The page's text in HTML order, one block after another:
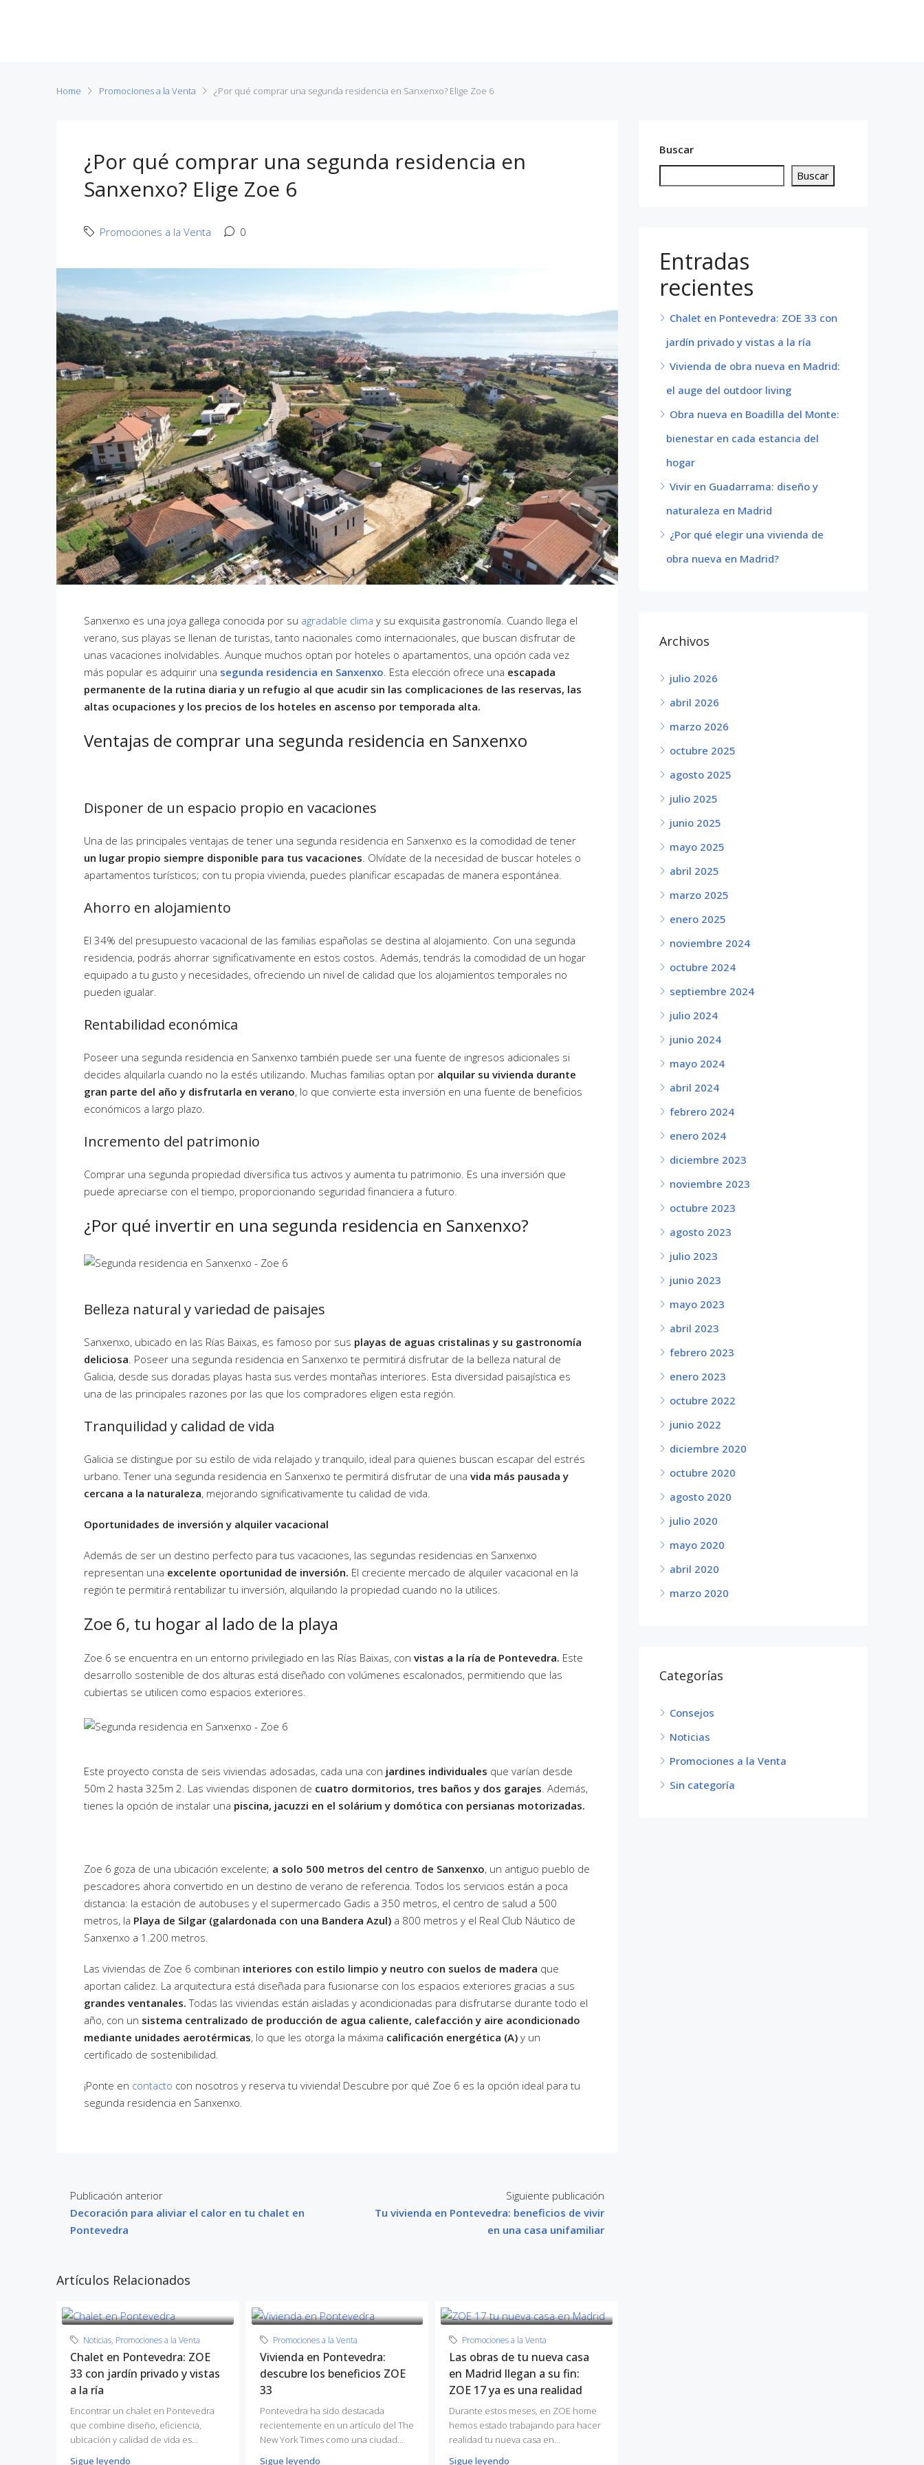
Home Promociones a la Venta ¿Por qué comprar una segunda residencia en Sanxenxo? Elige Zoe 6
¿Por qué comprar una segunda residencia en
Sanxenxo? Elige Zoe 6
Promociones a la Venta 0
Sanxenxo es una joya gallega conocida por su agradable clima y su exquisita gastronomía. Cuando llega el
verano, sus playas se llenan de turistas, tanto nacionales como internacionales, que buscan disfrutar de
unas vacaciones inolvidables. Aunque muchos optan por hoteles o apartamentos, una opción cada vez
más popular es adquirir una segunda residencia en Sanxenxo . Esta elección ofrece una escapada
permanente de la rutina diaria y un refugio al que acudir sin las complicaciones de las reservas, las
altas ocupaciones y los precios de los hoteles en ascenso por temporada alta.
Ventajas de comprar una segunda residencia en Sanxenxo
Disponer de un espacio propio en vacaciones
Una de las principales ventajas de tener una segunda residencia en Sanxenxo es la comodidad de tener
un lugar propio siempre disponible para tus vacaciones. Olvídate de la necesidad de buscar hoteles o
apartamentos turísticos; con tu propia vivienda, puedes planificar escapadas de manera espontánea.
Ahorro en alojamiento
El 34% del presupuesto vacacional de las familias españolas se destina al alojamiento. Con una segunda
residencia, podrás ahorrar significativamente en estos costos. Además, tendrás la comodidad de un hogar
equipado a tu gusto y necesidades, ofreciendo un nivel de calidad que los alojamientos temporales no
pueden igualar.
Rentabilidad económica
Poseer una segunda residencia en Sanxenxo también puede ser una fuente de ingresos adicionales si
decides alquilarla cuando no la estés utilizando. Muchas familias optan por alquilar su vivienda durante
gran parte del año y disfrutarla en verano, lo que convierte esta inversión en una fuente de beneficios
económicos a largo plazo.
Incremento del patrimonio
Comprar una segunda propiedad diversifica tus activos y aumenta tu patrimonio. Es una inversión que
puede apreciarse con el tiempo, proporcionando seguridad financiera a futuro.
¿Por qué invertir en una segunda residencia en Sanxenxo?
Belleza natural y variedad de paisajes
Sanxenxo, ubicado en las Rías Baixas, es famoso por sus playas de aguas cristalinas y su gastronomía
deliciosa. Poseer una segunda residencia en Sanxenxo te permitirá disfrutar de la belleza natural de
Galicia, desde sus doradas playas hasta sus verdes montañas interiores. Esta diversidad paisajística es
una de las principales razones por las que los compradores eligen esta región.
Tranquilidad y calidad de vida
Galicia se distingue por su estilo de vida relajado y tranquilo, ideal para quienes buscan escapar del estrés
urbano. Tener una segunda residencia en Sanxenxo te permitirá disfrutar de una vida más pausada y
cercana a la naturaleza, mejorando significativamente tu calidad de vida.
Oportunidades de inversión y alquiler vacacional
Además de ser un destino perfecto para tus vacaciones, las segundas residencias en Sanxenxo
representan una excelente oportunidad de inversión. El creciente mercado de alquiler vacacional en la
región te permitirá rentabilizar tu inversión, alquilando la propiedad cuando no la utilices.
Zoe 6, tu hogar al lado de la playa
Zoe 6 se encuentra en un entorno privilegiado en las Rías Baixas, con vistas a la ría de Pontevedra. Este
desarrollo sostenible de dos alturas está diseñado con volúmenes escalonados, permitiendo que las
cubiertas se utilicen como espacios exteriores.
Este proyecto consta de seis viviendas adosadas, cada una con jardines individuales que varían desde
50m 2 hasta 325m 2. Las viviendas disponen de cuatro dormitorios, tres baños y dos garajes. Además,
tienes la opción de instalar una piscina, jacuzzi en el solárium y domótica con persianas motorizadas.
Zoe 6 goza de una ubicación excelente; a solo 500 metros del centro de Sanxenxo, un antiguo pueblo de
pescadores ahora convertido en un destino de verano de referencia. Todos los servicios están a poca
distancia: la estación de autobuses y el supermercado Gadis a 350 metros, el centro de salud a 500
metros, la Playa de Silgar (galardonada con una Bandera Azul) a 800 metros y el Real Club Náutico de
Sanxenxo a 1.200 metros.
Las viviendas de Zoe 6 combinan interiores con estilo limpio y neutro con suelos de madera que
aportan calidez. La arquitectura está diseñada para fusionarse con los espacios exteriores gracias a sus
grandes ventanales. Todas las viviendas están aisladas y acondicionadas para disfrutarse durante todo el
año, con un sistema centralizado de producción de agua caliente, calefacción y aire acondicionado
mediante unidades aerotérmicas, lo que les otorga la máxima calificación energética (A) y un
certificado de sostenibilidad.
¡Ponte en contacto con nosotros y reserva tu vivienda! Descubre por qué Zoe 6 es la opción ideal para tu
segunda residencia en Sanxenxo.
Publicación anterior
Decoración para aliviar el calor en tu chalet en
Pontevedra
Siguiente publicación
Tu vivienda en Pontevedra: beneficios de vivir
en una casa unifamiliar
Artículos Relacionados
Noticias, Promociones a la Venta
Chalet en Pontevedra: ZOE
33 con jardín privado y vistas
a la ría
Encontrar un chalet en Pontevedra
que combine diseño, eficiencia,
ubicación y calidad de vida es...
Sigue leyendo
Promociones a la Venta
Vivienda en Pontevedra:
descubre los beneficios ZOE
33
Pontevedra ha sido destacada
recientemente en un artículo del The
New York Times como una ciudad...
Sigue leyendo
Promociones a la Venta
Las obras de tu nueva casa
en Madrid llegan a su fin:
ZOE 17 ya es una realidad
Durante estos meses, en ZOE home
hemos estado trabajando para hacer
realidad tu nueva casa en...
Sigue leyendo
Buscar
Buscar
Entradas
recientes
Chalet en Pontevedra: ZOE 33 con
jardín privado y vistas a la ría
Vivienda de obra nueva en Madrid:
el auge del outdoor living
Obra nueva en Boadilla del Monte:
bienestar en cada estancia del
hogar
Vivir en Guadarrama: diseño y
naturaleza en Madrid
¿Por qué elegir una vivienda de
obra nueva en Madrid?
Archivos
julio 2026
abril 2026
marzo 2026
octubre 2025
agosto 2025
julio 2025
junio 2025
mayo 2025
abril 2025
marzo 2025
enero 2025
noviembre 2024
octubre 2024
septiembre 2024
julio 2024
junio 2024
mayo 2024
abril 2024
febrero 2024
enero 2024
diciembre 2023
noviembre 2023
octubre 2023
agosto 2023
julio 2023
junio 2023
mayo 2023
abril 2023
febrero 2023
enero 2023
octubre 2022
junio 2022
diciembre 2020
octubre 2020
agosto 2020
julio 2020
mayo 2020
abril 2020
marzo 2020
Categorías
Consejos
Noticias
Promociones a la Venta
Sin categoría